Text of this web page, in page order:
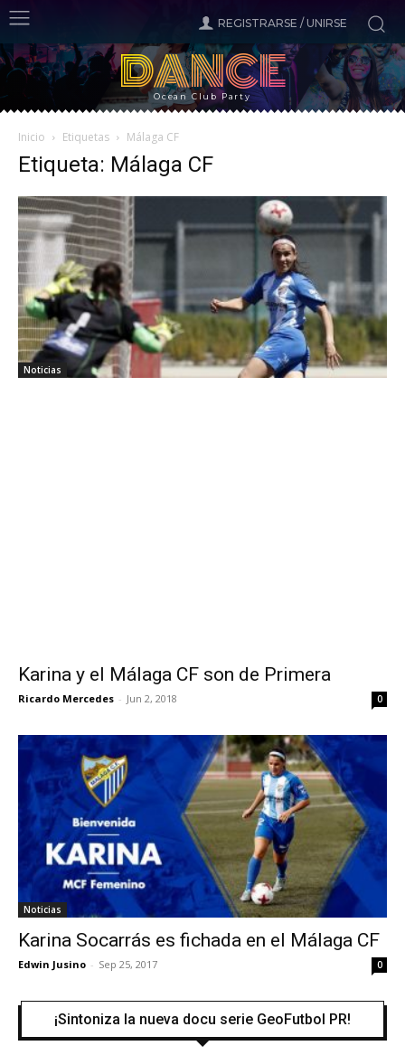
REGISTRARSE / UNIRSE
DANCE
Ocean Club Party
Inicio Etiquetas Málaga CF
Etiqueta: Málaga CF
Noticias
Karina y el Málaga CF son de Primera
Ricardo Mercedes - Jun 2, 2018 0
Noticias
Karina Socarrás es fichada en el Málaga CF
Edwin Jusino - Sep 25, 2017 0
¡Sintoniza la nueva docu serie GeoFutbol PR!